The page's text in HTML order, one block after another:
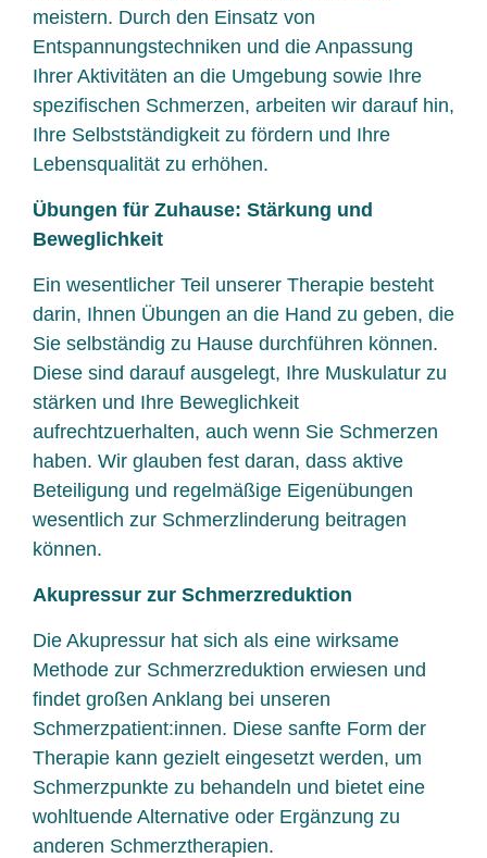
meistern. Durch den Einsatz von
Entspannungstechniken und die Anpassung
Ihrer Aktivitäten an die Umgebung sowie Ihre
spezifischen Schmerzen, arbeiten wir darauf hin,
Ihre Selbstständigkeit zu fördern und Ihre
Lebensqualität zu erhöhen.
Übungen für Zuhause: Stärkung und
Beweglichkeit
Ein wesentlicher Teil unserer Therapie besteht
darin, Ihnen Übungen an die Hand zu geben, die
Sie selbständig zu Hause durchführen können.
Diese sind darauf ausgelegt, Ihre Muskulatur zu
stärken und Ihre Beweglichkeit
aufrechtzuerhalten, auch wenn Sie Schmerzen
haben. Wir glauben fest daran, dass aktive
Beteiligung und regelmäßige Eigenübungen
wesentlich zur Schmerzlinderung beitragen
können.
Akupressur zur Schmerzreduktion
Die Akupressur hat sich als eine wirksame
Methode zur Schmerzreduktion erwiesen und
findet großen Anklang bei unseren
Schmerzpatient:innen. Diese sanfte Form der
Therapie kann gezielt eingesetzt werden, um
Schmerzpunkte zu behandeln und bietet eine
wohltuende Alternative oder Ergänzung zu
anderen Schmerztherapien.